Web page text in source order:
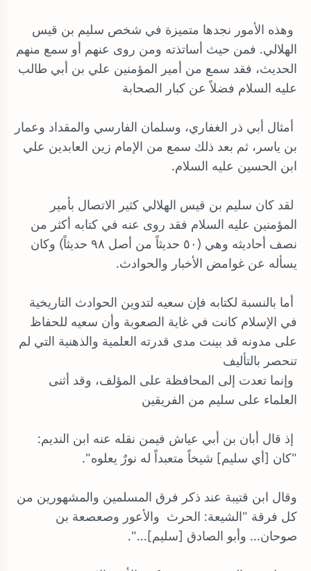
وهذه الأمور نجدها متميزة في شخص سليم بن قيس
الهلالي. فمن حيث أساتذته ومن روى عنهم أو سمع منهم
الحديث، فقد سمع من أمير المؤمنين علي بن أبي طالب
عليه السلام فضلاً عن كبار الصحابة
أمثال أبي ذر الغفاري، وسلمان الفارسي والمقداد وعمار
بن ياسر، ثم بعد ذلك سمع من الإمام زين العابدين علي
ابن الحسين عليه السلام.
لقد كان سليم بن قيس الهلالي كثير الاتصال بأمير
المؤمنين عليه السلام فقد روى عنه في كتابه أكثر من
نصف أحاديثه وهي (٥٠ حديثاً من أصل ٩٨ حديثاً) وكان
يسأله عن غوامض الأخبار والحوادث.
أما بالنسبة لكتابه فإن سعيه لتدوين الحوادث التاريخية
في الإسلام كانت في غاية الصعوبة وأن سعيه للحفاظ
على مدونه قد بينت مدى قدرته العلمية والذهنية التي لم
تنحصر بالتأليف
وإنما تعدت إلى المحافظة على المؤلف، وقد أثنى
العلماء على سليم من الفريقين
إذ قال أبان بن أبي عياش فيمن نقله عنه ابن النديم:
"كان [أي سليم] شيخاً متعبداً له نورٌ يعلوه".
وقال ابن قتيبة عند ذكر فرق المسلمين والمشهورين من
كل فرقة "الشيعة: الحرث والأعور وصعصعة بن
صوحان... وأبو الصادق [سليم]...".